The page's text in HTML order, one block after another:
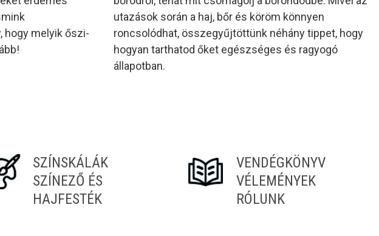
hogy melyik őszi-
utazások során a haj, bőr és köröm könnyen
roncsolódhat, összegyűjtöttünk néhány tippet, hogy
hogyan tarthatod őket egészséges és ragyogó
állapotban.
SZÍNSKÁLÁK
SZÍNEZŐ ÉS
HAJFESTÉK
VENDÉGKÖNYV
VÉLEMÉNYEK
RÓLUNK